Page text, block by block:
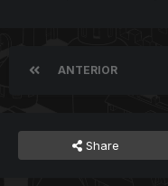
ANTERIOR
Share